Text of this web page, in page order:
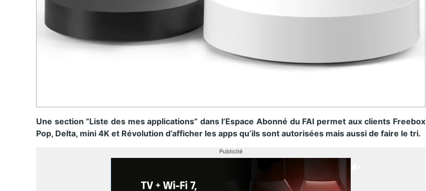
Une section “Liste des mes applications” dans l’Espace Abonné du FAI permet aux clients Freebox
Pop, Delta, mini 4K et Révolution d’afficher les apps qu’ils sont autorisées mais aussi de faire le tri.
Publicité